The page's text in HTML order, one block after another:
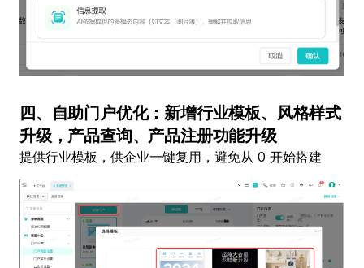
四、自助门户优化：新增行业模板、风格样式
升级，产品查询、产品注册功能升级
提供行业模板，供企业一键复用，避免从 0 开始搭建